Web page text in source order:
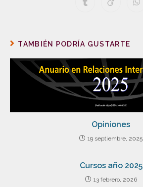
TAMBIÉN PODRÍA GUSTARTE
Opiniones
19 septiembre, 2025
Cursos año 2025
13 febrero, 2026